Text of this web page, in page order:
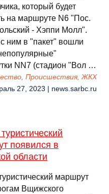
который будет
на маршруте N6 "Пос.
- Хэппи Молл".
ним в "пакет" вошли
NN7 (стадион "Вол …
Происшествия, ЖКХ
27, 2023 | news.sarbc.ru
появился в
области
маршрут
Вщижского